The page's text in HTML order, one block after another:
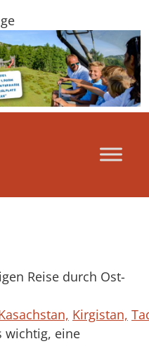
Reise durch Ost-
Kirgistan,
wichtig, eine